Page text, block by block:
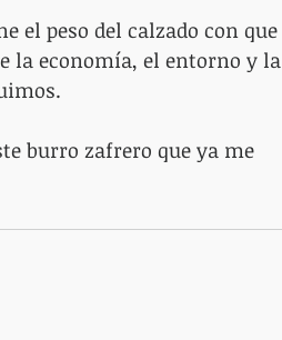
el peso del calzado con que
la economía, el entorno y la
burro zafrero que ya me